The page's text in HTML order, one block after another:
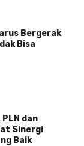
Bergerak
Bisa
dan
Sinergi
Baik